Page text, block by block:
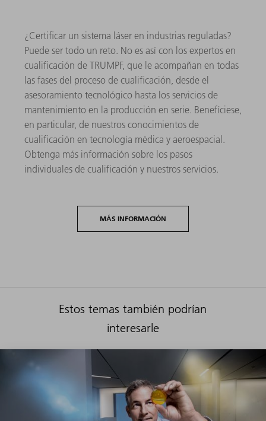
¿Certificar un sistema láser en industrias reguladas?
Puede ser todo un reto. No es así con los expertos en
cualificación de TRUMPF, que le acompañan en todas
las fases del proceso de cualificación, desde el
asesoramiento tecnológico hasta los servicios de
mantenimiento en la producción en serie. Benefíciese,
en particular, de nuestros conocimientos de
cualificación en tecnología médica y aeroespacial.
Obtenga más información sobre los pasos
individuales de cualificación y nuestros servicios.
MÁS INFORMACIÓN
Estos temas también podrían
interesarle